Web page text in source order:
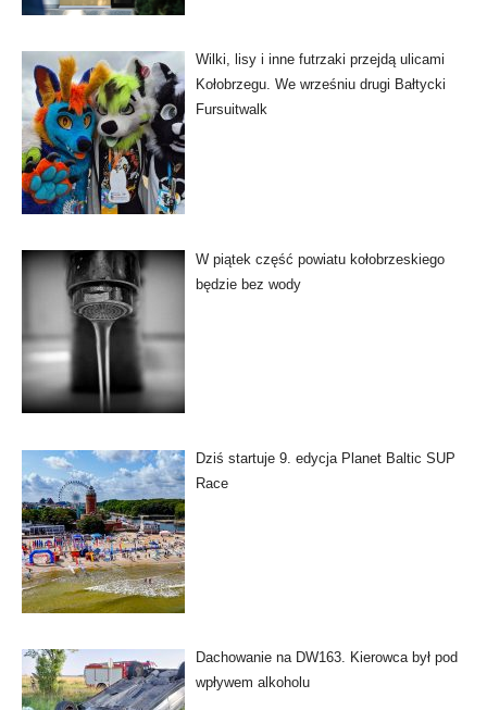
Wilki, lisy i inne futrzaki przejdą ulicami
Kołobrzegu. We wrześniu drugi Bałtycki
Fursuitwalk
W piątek część powiatu kołobrzeskiego
będzie bez wody
Dziś startuje 9. edycja Planet Baltic SUP
Race
Dachowanie na DW163. Kierowca był pod
wpływem alkoholu